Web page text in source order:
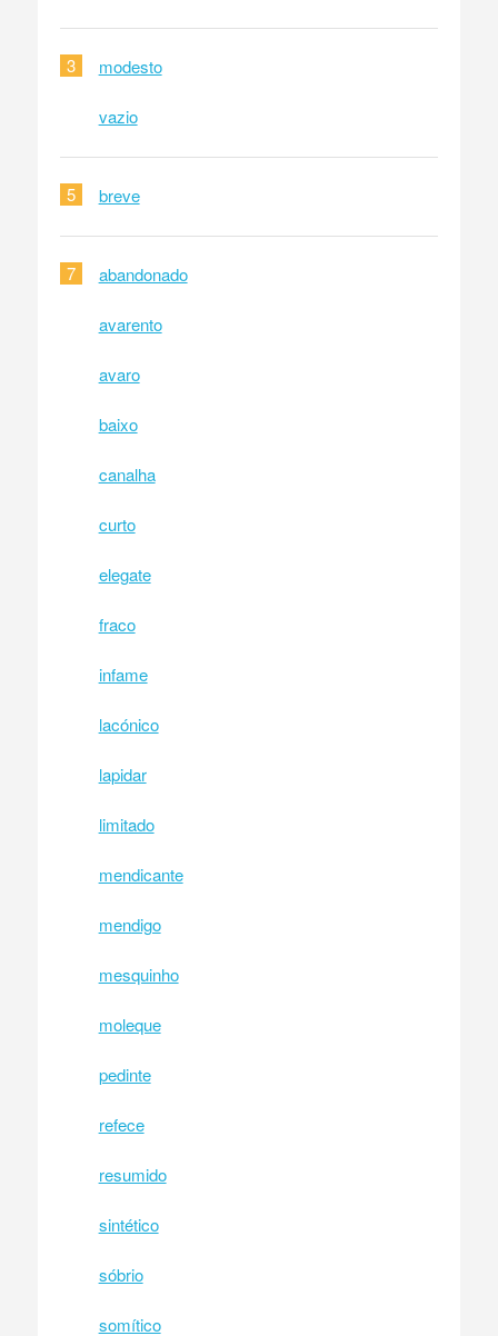
3 modesto
vazio
5 breve
7 abandonado
avarento
avaro
baixo
canalha
curto
elegate
fraco
infame
lacónico
lapidar
limitado
mendicante
mendigo
mesquinho
moleque
pedinte
refece
resumido
sintético
sóbrio
somítico